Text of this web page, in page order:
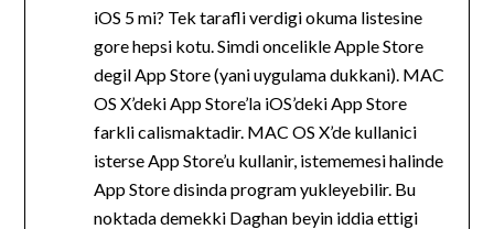
iOS 5 mi? Tek tarafli verdigi okuma listesine
gore hepsi kotu. Simdi oncelikle Apple Store
degil App Store (yani uygulama dukkani). MAC
OS X’deki App Store’la iOS’deki App Store
farkli calismaktadir. MAC OS X’de kullanici
isterse App Store’u kullanir, istememesi halinde
App Store disinda program yukleyebilir. Bu
noktada demekki Daghan beyin iddia ettigi